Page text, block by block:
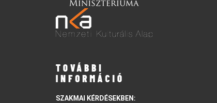
TOVÁBBI
INFORMÁCIÓ
SZAKMAI KÉRDÉSEKBEN: